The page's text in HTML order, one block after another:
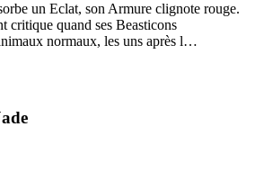
un Eclat, son Armure clignote rouge.
critique quand ses Beasticons
normaux, les uns après l…